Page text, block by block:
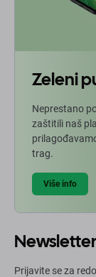
Zeleni
Neprestano
zaštitili naš
trag.
Više info
Newsletter
Prijavite se za